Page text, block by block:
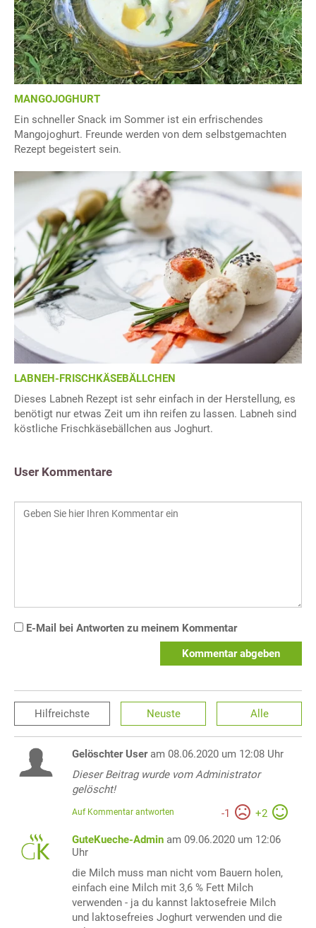
MANGOJOGHURT
Ein schneller Snack im Sommer ist ein erfrischendes
Mangojoghurt. Freunde werden von dem selbstgemachten
Rezept begeistert sein.
LABNEH-FRISCHKÄSEBÄLLCHEN
Dieses Labneh Rezept ist sehr einfach in der Herstellung, es
benötigt nur etwas Zeit um ihn reifen zu lassen. Labneh sind
köstliche Frischkäsebällchen aus Joghurt.
User Kommentare
E-Mail bei Antworten zu meinem Kommentar
Kommentar abgeben
Hilfreichste Neuste Alle
Gelöschter User am 08.06.2020 um 12:08 Uhr
Dieser Beitrag wurde vom Administrator
gelöscht!
-1 +2
Auf Kommentar antworten
GuteKueche-Admin am 09.06.2020 um 12:06
Uhr
die Milch muss man nicht vom Bauern holen,
einfach eine Milch mit 3,6 % Fett Milch
verwenden - ja du kannst laktosefreie Milch
und laktosefreies Joghurt verwenden und die